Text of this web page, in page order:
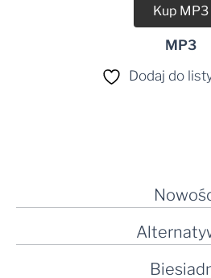
Kup MP3
MP3
Dodaj do